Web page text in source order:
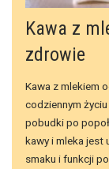
Kawa z
zdrowie
Kawa z mlekiem
codziennym
pobudki po
kawy i mleka jest
smaku i funkcji